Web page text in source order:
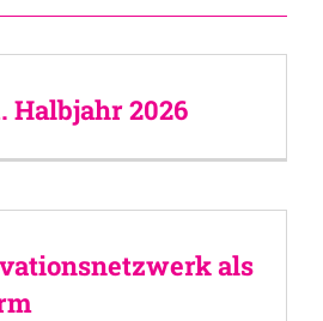
Halbjahr 2026
als